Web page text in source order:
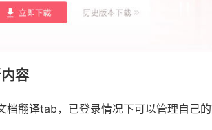
容
档翻译tab，已登录情况下可以管理自己